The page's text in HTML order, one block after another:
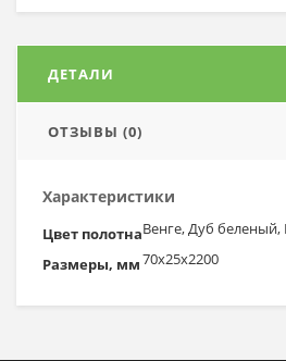
ДЕТАЛИ
ОТЗЫВЫ (0)
Характеристики
Цвет полотнаВенге, Дуб беленый,
Размеры, мм70х25х2200